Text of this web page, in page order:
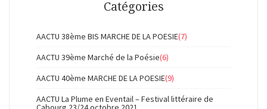
Catégories
AACTU 38ème BIS MARCHE DE LA POESIE(7)
AACTU 39ème Marché de la Poésie(6)
AACTU 40ème MARCHE DE LA POESIE(9)
AACTU La Plume en Eventail – Festival littéraire de